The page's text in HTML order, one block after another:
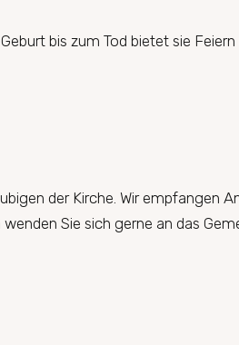
bis zum Tod bietet sie
der Kirche. Wir empfangen
Sie sich gerne an das